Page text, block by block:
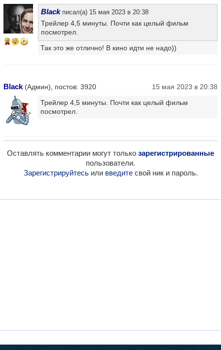
6
Blackписал(а) 15 мая 2023 в 20:38
Трейлер 4,5 минуты. Почти как целый фильм
посмотрел.
Так это же отлично! В кино идти не надо))
Black(Админ), постов: 3920
15 мая 2023 в 20:38
Трейлер 4,5 минуты. Почти как целый фильм
посмотрел.
Оставлять комментарии могут только зарегистрированные
пользователи.
Зарегистрируйтесьили введитесвой ник и пароль.